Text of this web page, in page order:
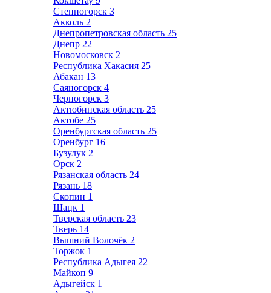
Степногорск 3
Акколь 2
Днепропетровская область 25
Днепр 22
Новомосковск 2
Республика Хакасия 25
Абакан 13
Саяногорск 4
Черногорск 3
Актюбинская область 25
Актобе 25
Оренбургская область 25
Оренбург 16
Бузулук 2
Орск 2
Рязанская область 24
Рязань 18
Скопин 1
Шацк 1
Тверская область 23
Тверь 14
Вышний Волочёк 2
Торжок 1
Республика Адыгея 22
Майкоп 9
Адыгейск 1